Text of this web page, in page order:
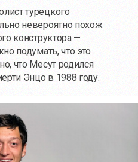
турецкого
невероятно похож
конструктора —
подумать, что это
что Месут родился
Энцо в 1988 году.